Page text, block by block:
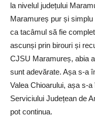
la nivelul județului
Maramureș pur și
ca tacâmul să fie
ascunși prin birouri și
CJSU Maramureș, abia
sunt adevărate. Așa s-a
Valea Chioarului, așa s-
Serviciului Județean de
pot continua.